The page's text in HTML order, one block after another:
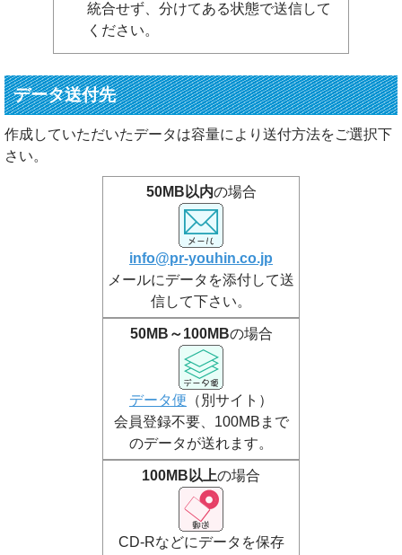
統合せず、分けてある状態で送信して
ください。
データ送付先
作成していただいたデータは容量により送付方法をご選択下
さい。
50MB以内の場合
info@pr-youhin.co.jp
メールにデータを添付して送
信して下さい。
50MB～100MBの場合
データ便 （別サイト）
会員登録不要、100MBまで
のデータが送れます。
100MB以上の場合
CD-Rなどにデータを保存